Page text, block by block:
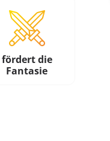
fördert die
Fantasie